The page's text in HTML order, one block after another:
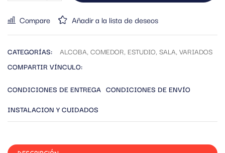
Compare Añadir a la lista de deseos
CATEGORÍAS: ALCOBA, COMEDOR, ESTUDIO, SALA, VARIADOS
COMPARTIR VÍNCULO:
CONDICIONES DE ENTREGA CONDICIONES DE ENVÍO
INSTALACION Y CUIDADOS